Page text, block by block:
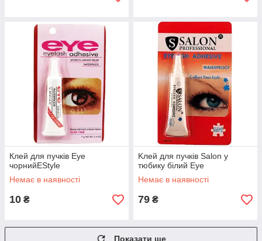
Клей для пучків Eye
чорнийEStyle
Немає в наявності
10 ₴
Kлей для пучків Salon у
тюбику білий Eye
Немає в наявності
79 ₴
Показати ще